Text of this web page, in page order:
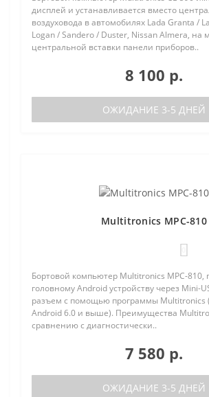
дисплей и устанавливается вместо
воздуховода в автомобилях Lada Granta /
Logan / Sandero / Duster, Nissan Almera, на
центральной вставки панели приборов..
8 100 р.
ОЖИДАНИЕ 3-5 ДНЕЙ
Multitronics MPC-810
Бортовой компьютер Multitronics MPC-810,
головному Android устройству через Mini-
разъем с помощью программы Multitronics
Android 6.0 и выше). Преимущества
сравнению с диагностически..
7 580 р.
ОЖИДАНИЕ 3-5 ДНЕЙ